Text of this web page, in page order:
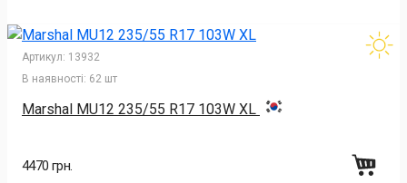
Артикул: 13932
В наявності: 62 шт
Marshal MU12 235/55 R17 103W XL
4470 грн.